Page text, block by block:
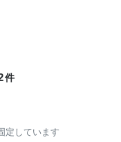
件
定しています